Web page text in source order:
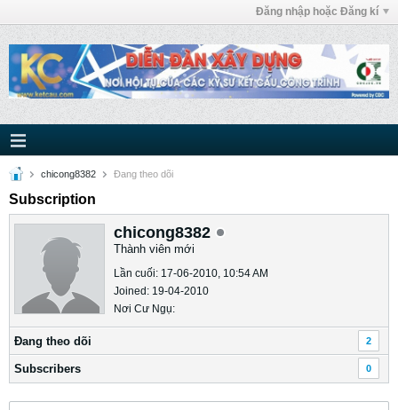
Đăng nhập hoặc Đăng kí
chicong8382 Ðang theo dõi
Subscription
chicong8382
Thành viên mới
Lần cuối: 17-06-2010, 10:54 AM
Joined: 19-04-2010
Nơi Cư Ngụ:
Ðang theo dõi 2
Subscribers 0